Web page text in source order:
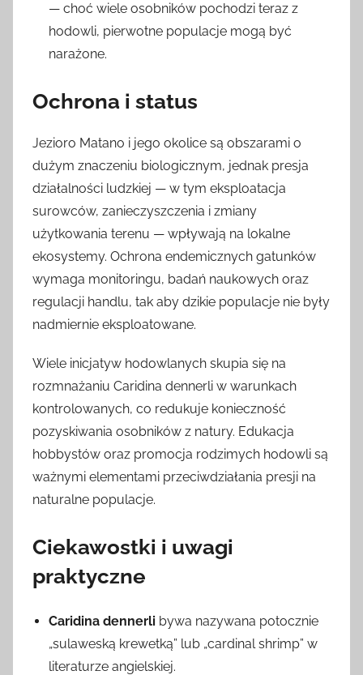
— choć wiele osobników pochodzi teraz z
hodowli, pierwotne populacje mogą być
narażone.
Ochrona i status
Jezioro Matano i jego okolice są obszarami o
dużym znaczeniu biologicznym, jednak presja
działalności ludzkiej — w tym eksploatacja
surowców, zanieczyszczenia i zmiany
użytkowania terenu — wpływają na lokalne
ekosystemy. Ochrona endemicznych gatunków
wymaga monitoringu, badań naukowych oraz
regulacji handlu, tak aby dzikie populacje nie były
nadmiernie eksploatowane.
Wiele inicjatyw hodowlanych skupia się na
rozmnażaniu Caridina dennerli w warunkach
kontrolowanych, co redukuje konieczność
pozyskiwania osobników z natury. Edukacja
hobbystów oraz promocja rodzimych hodowli są
ważnymi elementami przeciwdziałania presji na
naturalne populacje.
Ciekawostki i uwagi
praktyczne
Caridina dennerli bywa nazywana potocznie
„sulaweską krewetką” lub „cardinal shrimp” w
literaturze angielskiej.